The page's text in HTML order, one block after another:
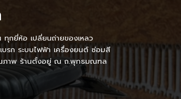
ทุกยี่ห้อ เปลี่ยนถ่ายของเหลว
บรก ระบบไฟฟ้า เครื่องยนต์ ซ่อมสี
ณภาพ ร้านตั้งอยู่ ณ ถ.พุทธมณฑล